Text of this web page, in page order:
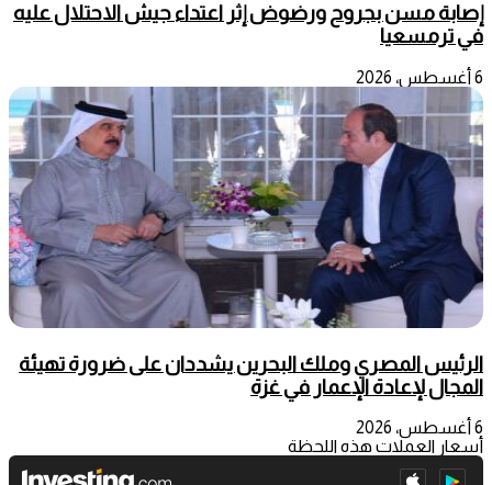
إصابة مسن بجروح ورضوض إثر اعتداء جيش الاحتلال عليه
في ترمسعيا
6 أغسطس، 2026
الرئيس المصري وملك البحرين يشددان على ضرورة تهيئة
المجال لإعادة الإعمار في غزة
6 أغسطس، 2026
أسعار العملات هذه اللحظة